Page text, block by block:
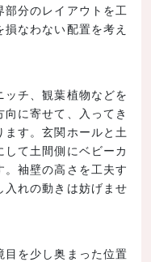
分のレイアウトを工
なわない配置を考え
チ、観葉植物などを
に寄せて、入ってき
す。玄関ホールと土
て土間側にベビーカ
袖壁の高さを工夫す
れの動きは妨げませ
目を少し奥まった位置